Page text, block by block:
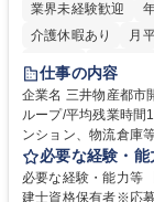
業界未経験歓迎
介護休暇あり
月
在宅OK
賞与あり
駅近5分以内
土日
仕事の内容
企業名 三井物産都市開発株式会社 求人名 【
ループ/平均残業時間10H/完全週休2日
ンション、物流倉庫
貸運営、売却、仲介
いただきます。 【詳細】・契約書管理、契約書製本、捺印対応、ファイリ
ング、登記簿取得、
必要な経験・能
必要な経験・能力等
建士資格保有者※応